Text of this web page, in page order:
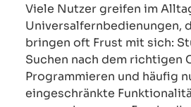
Viele Nutzer greifen im
Universalfernbedienungen,
bringen oft Frust mit sich:
Suchen nach dem richtigen
Programmieren und häufig
eingeschränkte